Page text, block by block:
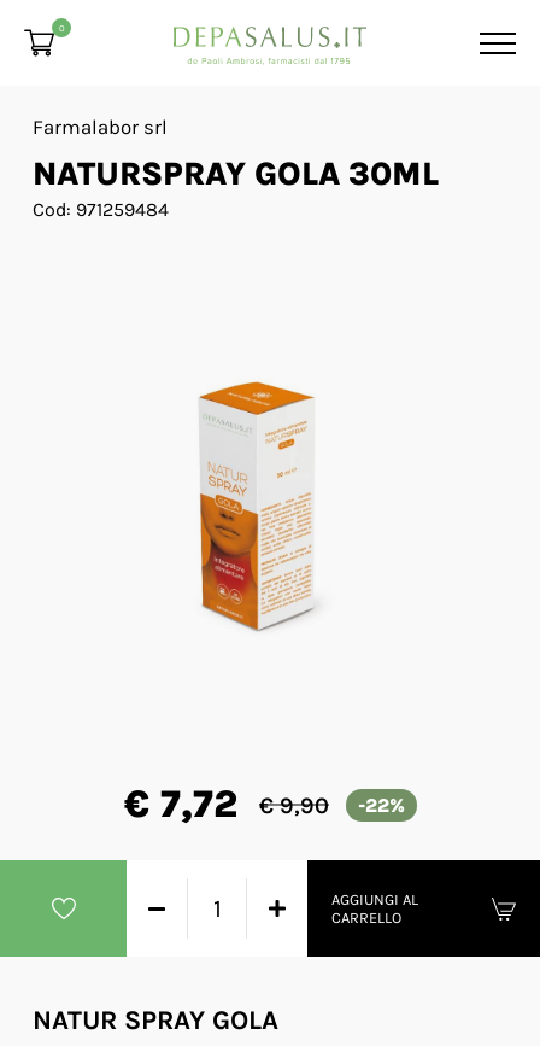
0
Farmalabor srl
NATURSPRAY GOLA 30ML
Cod: 971259484
€ 7,72 € 9,90 -22%
AGGIUNGI AL
CARRELLO
NATUR SPRAY GOLA